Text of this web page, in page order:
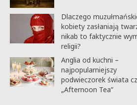
Dlaczego
kobiety zasłaniają
nikab to faktycznie
religii?
Anglia od kuchni –
najpopularniejszy
podwieczorek świata
„Afternoon Tea”